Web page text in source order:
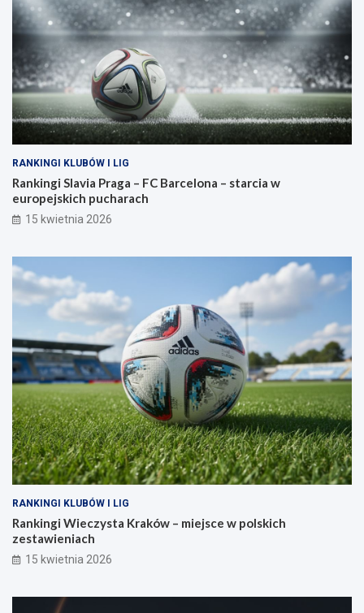
RANKINGI KLUBÓW I LIG
Rankingi Slavia Praga – FC Barcelona – starcia w
europejskich pucharach
15 kwietnia 2026
RANKINGI KLUBÓW I LIG
Rankingi Wieczysta Kraków – miejsce w polskich
zestawieniach
15 kwietnia 2026